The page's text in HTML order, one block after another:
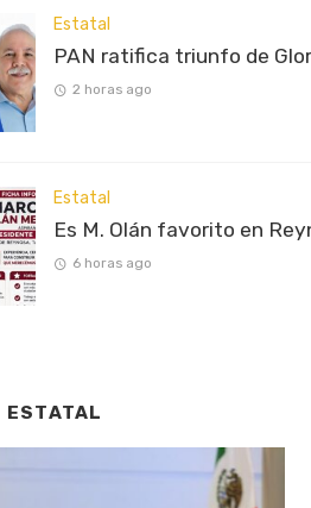
Estatal
PAN ratifica triunfo de
2 horas ago
Estatal
Es M. Olán favorito en
6 horas ago
ESTATAL